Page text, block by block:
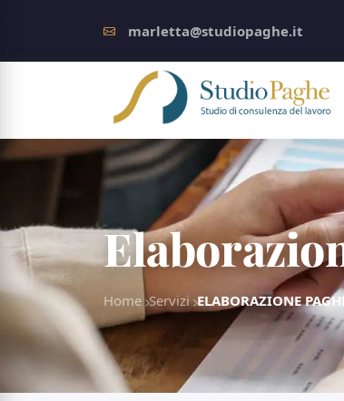
marletta@studiopaghe.it
Home Servizi ELABORAZIONE